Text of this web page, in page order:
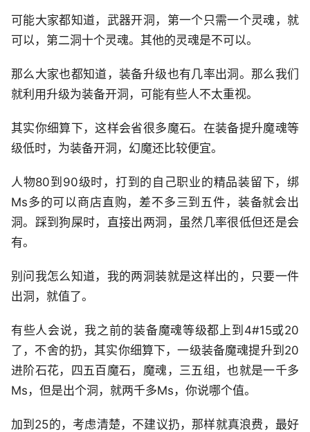
可能大家都知道，武器开洞，第一个只需一个灵魂，就
可以，第二洞十个灵魂。其他的灵魂是不可以。
那么大家也都知道，装备升级也有几率出洞。那么我们
就利用升级为装备开洞，可能有些人不太重视。
其实你细算下，这样会省很多魔石。在装备提升魔魂等
级低时，为装备开洞，幻魔还比较便宜。
人物80到90级时，打到的自己职业的精品装留下，绑
Ms多的可以商店直购，差不多三到五件，装备就会出
洞。踩到狗屎时，直接出两洞，虽然几率很低但还是会
有。
别问我怎么知道，我的两洞装就是这样出的，只要一件
出洞，就值了。
有些人会说，我之前的装备魔魂等级都上到4#15或20
了，不舍的扔，其实你细算下，一级装备魔魂提升到20
进阶石花，四五百魔石，魔魂，三五组，也就是一千多
Ms，但是出个洞，就两千多Ms，你说哪个值。
加到25的，考虑清楚，不建议扔，那样就真浪费，最好